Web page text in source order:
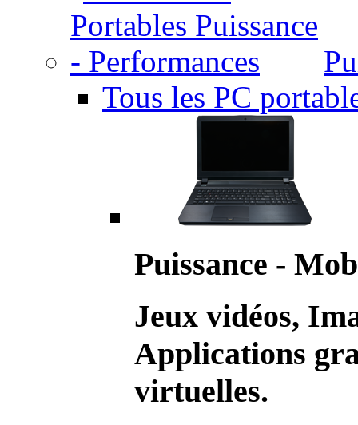
Tous les PC
Puissance -
Jeux vidéos,
Applications
virtuelles.